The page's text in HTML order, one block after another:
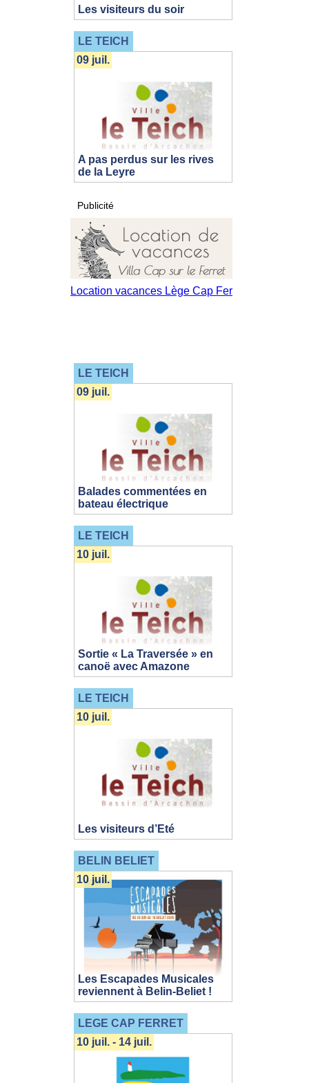
Les visiteurs du soir
LE TEICH
A pas perdus sur les rives
de la Leyre
09 juil.
Publicité
LE TEICH
Balades commentées en
bateau électrique
09 juil.
LE TEICH
Sortie « La Traversée » en
canoë avec Amazone
10 juil.
LE TEICH
Les visiteurs d’Eté
10 juil.
BELIN BELIET
Les Escapades Musicales
reviennent à Belin-Beliet !
10 juil.
LEGE CAP FERRET
10 juil. - 14 juil.